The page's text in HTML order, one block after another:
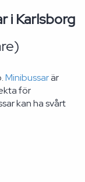
i Karlsborg
Minibussarär
för
kan ha svårt